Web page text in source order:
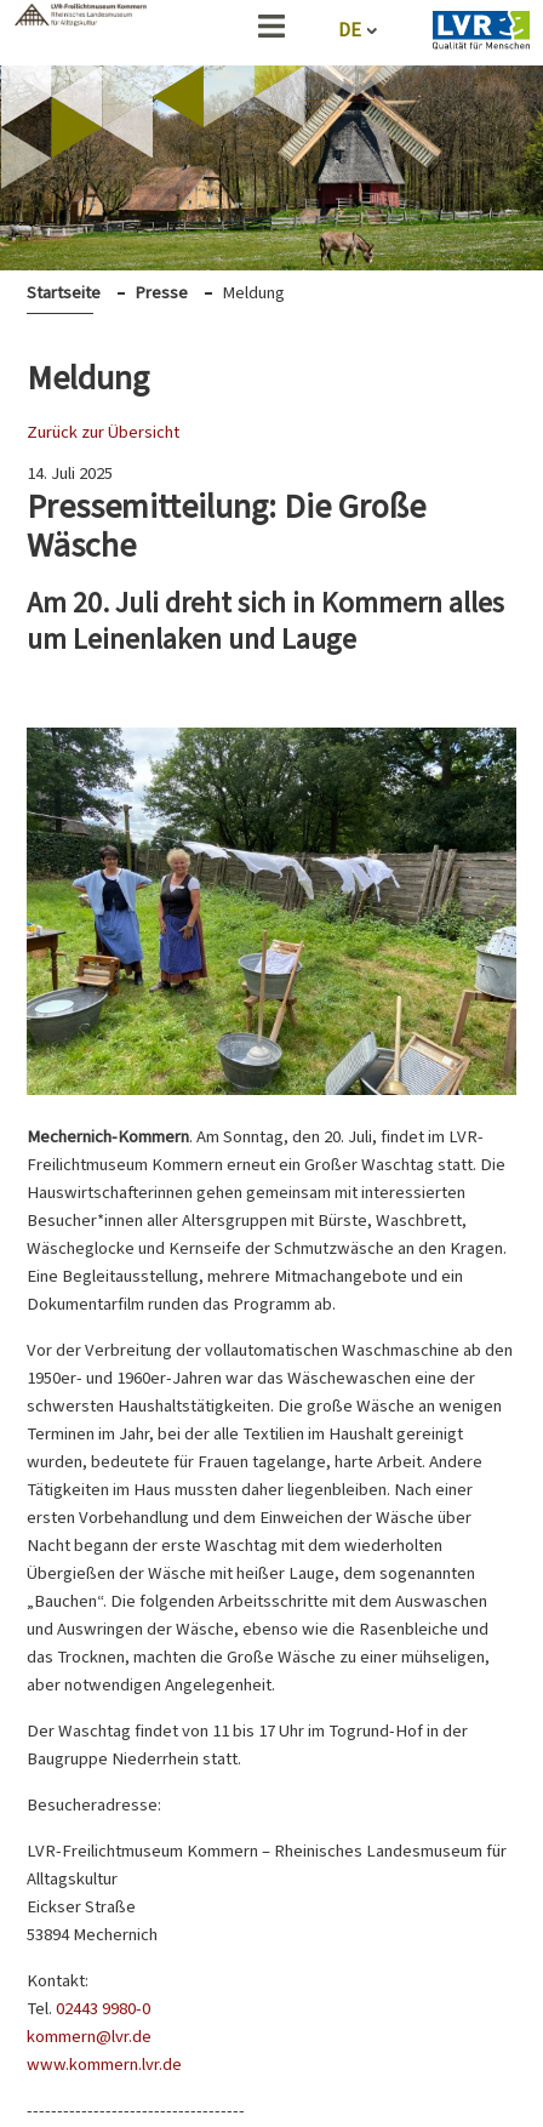
DE
Startseite Presse Meldung
Meldung
Zurück zur Übersicht
14. Juli 2025
Pressemitteilung: Die Große
Wäsche
Am 20. Juli dreht sich in Kommern alles
um Leinenlaken und Lauge
Mechernich-Kommern. Am Sonntag, den 20. Juli, findet im LVR-
Freilichtmuseum Kommern erneut ein Großer Waschtag statt. Die
Hauswirtschafterinnen gehen gemeinsam mit interessierten
Besucher*innen aller Altersgruppen mit Bürste, Waschbrett,
Wäscheglocke und Kernseife der Schmutzwäsche an den Kragen.
Eine Begleitausstellung, mehrere Mitmachangebote und ein
Dokumentarfilm runden das Programm ab.
Vor der Verbreitung der vollautomatischen Waschmaschine ab den
1950er- und 1960er-Jahren war das Wäschewaschen eine der
schwersten Haushaltstätigkeiten. Die große Wäsche an wenigen
Terminen im Jahr, bei der alle Textilien im Haushalt gereinigt
wurden, bedeutete für Frauen tagelange, harte Arbeit. Andere
Tätigkeiten im Haus mussten daher liegenbleiben. Nach einer
ersten Vorbehandlung und dem Einweichen der Wäsche über
Nacht begann der erste Waschtag mit dem wiederholten
Übergießen der Wäsche mit heißer Lauge, dem sogenannten
„Bauchen“. Die folgenden Arbeitsschritte mit dem Auswaschen
und Auswringen der Wäsche, ebenso wie die Rasenbleiche und
das Trocknen, machten die Große Wäsche zu einer mühseligen,
aber notwendigen Angelegenheit.
Der Waschtag findet von 11 bis 17 Uhr im Togrund-Hof in der
Baugruppe Niederrhein statt.
Besucheradresse:
LVR-Freilichtmuseum Kommern – Rheinisches Landesmuseum für
Alltagskultur
Eickser Straße
53894 Mechernich
Kontakt:
Tel.02443 9980-0
kommern@lvr.de
www.kommern.lvr.de
------------------------------------